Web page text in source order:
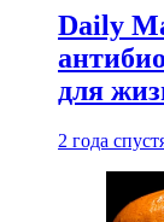
Daily
для
2 года